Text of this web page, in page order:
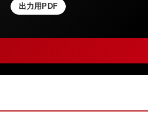
出力用PDF